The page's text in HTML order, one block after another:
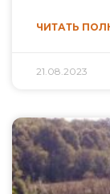
ЧИТАТЬ
21.08.2023